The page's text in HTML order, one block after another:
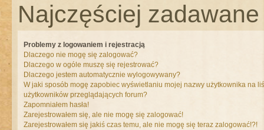
Najczęściej
Problemy z logowaniem i rejestracją
Dlaczego nie mogę się zalogować?
Dlaczego w ogóle muszę się rejestrować?
Dlaczego jestem automatycznie wylogowywany?
W jaki sposób mogę zapobiec wyświetlaniu mojej nazwy użytkownika na
użytkowników przeglądających forum?
Zapomniałem hasła!
Zarejestrowałem się, ale nie mogę się zalogować!
Zarejestrowałem się jakiś czas temu, ale nie mogę się teraz zalogować!?!